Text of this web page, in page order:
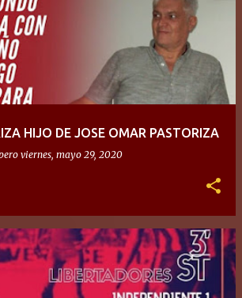
HIJO DE JOSE OMAR PASTORIZA
viernes, mayo 29, 2020